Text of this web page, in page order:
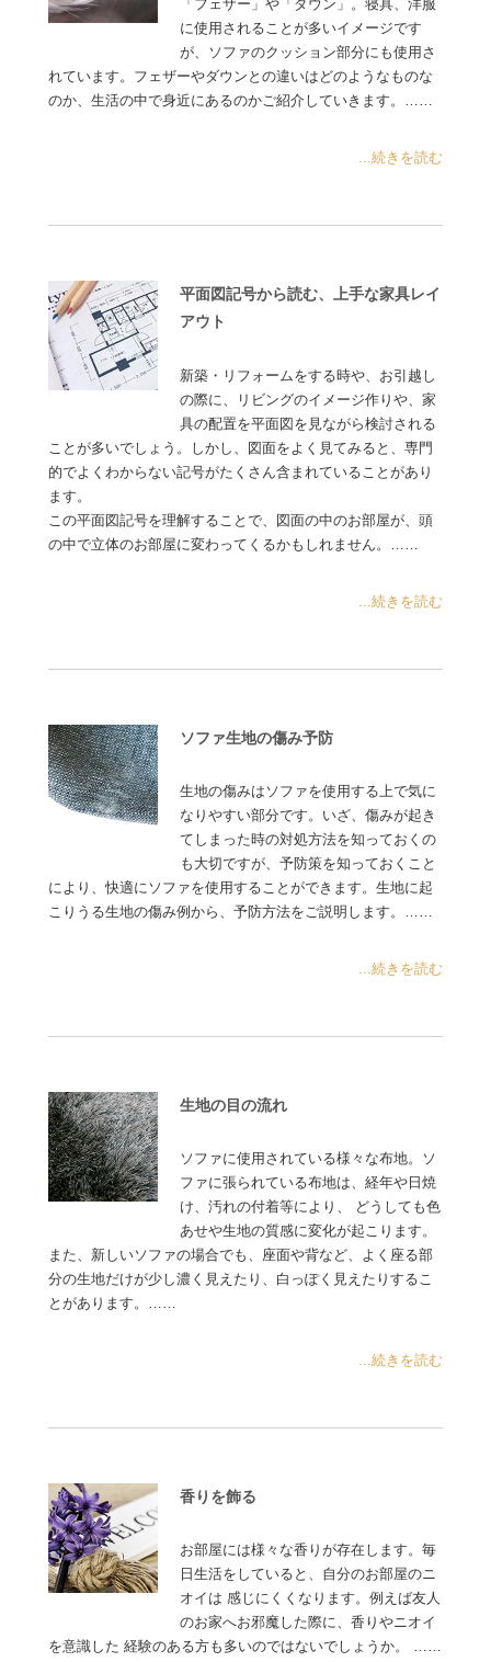
「フェザー」や「ダウン」。寝具、洋服
に使用されることが多いイメージです
が、ソファのクッション部分にも使用さ
れています。フェザーやダウンとの違いはどのようなものな
のか、生活の中で身近にあるのかご紹介していきます。……
...続きを読む
平面図記号から読む、上手な家具レイ
アウト
新築・リフォームをする時や、お引越し
の際に、リビングのイメージ作りや、家
具の配置を平面図を見ながら検討される
ことが多いでしょう。しかし、図面をよく見てみると、専門
的でよくわからない記号がたくさん含まれていることがあり
ます。
この平面図記号を理解することで、図面の中のお部屋が、頭
の中で立体のお部屋に変わってくるかもしれません。……
...続きを読む
ソファ生地の傷み予防
生地の傷みはソファを使用する上で気に
なりやすい部分です。いざ、傷みが起き
てしまった時の対処方法を知っておくの
も大切ですが、予防策を知っておくこと
により、快適にソファを使用することができます。生地に起
こりうる生地の傷み例から、予防方法をご説明します。……
...続きを読む
生地の目の流れ
ソファに使用されている様々な布地。ソ
ファに張られている布地は、経年や日焼
け、汚れの付着等により、 どうしても色
あせや生地の質感に変化が起こります。
また、新しいソファの場合でも、座面や背など、よく座る部
分の生地だけが少し濃く見えたり、白っぽく見えたりするこ
とがあります。……
...続きを読む
香りを飾る
お部屋には様々な香りが存在します。毎
日生活をしていると、自分のお部屋のニ
オイは 感じにくくなります。例えば友人
のお家へお邪魔した際に、香りやニオイ
を意識した 経験のある方も多いのではないでしょうか。 ……